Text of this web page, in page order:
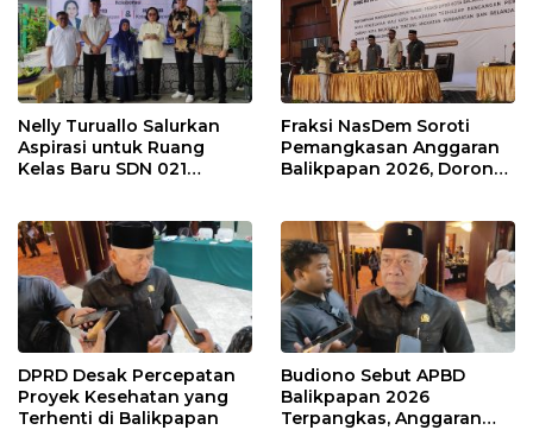
Nelly Turuallo Salurkan
Aspirasi untuk Ruang
Kelas Baru SDN 021
Fraksi NasDem Soroti
Pemangkasan Anggaran
Balikpapan 2026, Dorong
DPRD Desak Percepatan
Proyek Kesehatan yang
Terhenti di Balikpapan
Budiono Sebut APBD
Balikpapan 2026
Terpangkas, Anggaran